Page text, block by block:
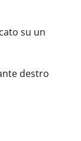
su un
destro